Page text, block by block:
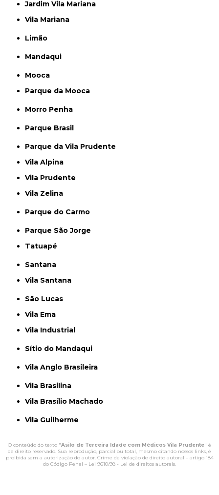
Jardim Vila Mariana
Vila Mariana
Limão
Mandaqui
Mooca
Parque da Mooca
Morro Penha
Parque Brasil
Parque da Vila Prudente
Vila Alpina
Vila Prudente
Vila Zelina
Parque do Carmo
Parque São Jorge
Tatuapé
Santana
Vila Santana
São Lucas
Vila Ema
Vila Industrial
Sítio do Mandaqui
Vila Anglo Brasileira
Vila Brasilina
Vila Brasílio Machado
Vila Guilherme
O conteúdo do texto "Asilo de Terceira Idade com Médicos Vila Prudente" é
de direito reservado. Sua reprodução, parcial ou total, mesmo citando nossos links, é
proibida sem a autorização do autor. Crime de violação de direito autoral – artigo 184
do Código Penal – Lei 9610/98 - Lei de direitos autorais.